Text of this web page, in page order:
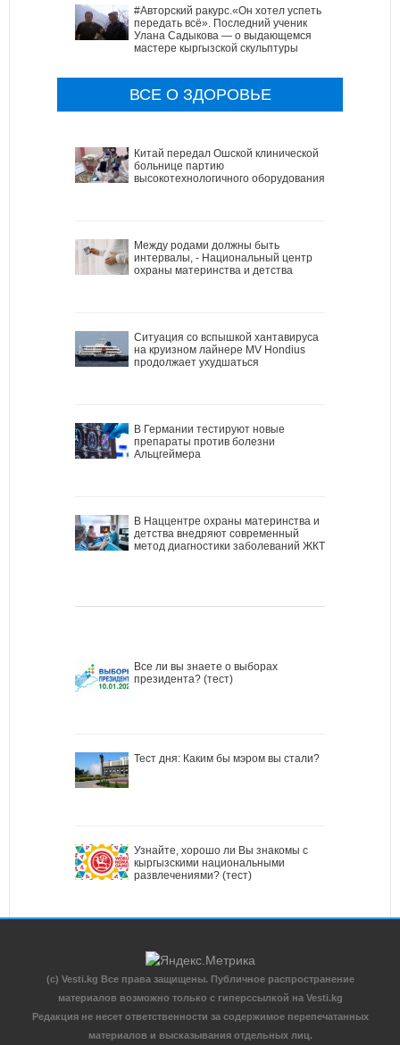
#Авторский ракурс.«Он хотел успеть
передать всё». Последний ученик
Улана Садыкова — о выдающемся
мастере кыргызской скульптуры
ВСЕ О ЗДОРОВЬЕ
Китай передал Ошской клинической
больнице партию
высокотехнологичного оборудования
Между родами должны быть
интервалы, - Национальный центр
охраны материнства и детства
Ситуация со вспышкой хантавируса
на круизном лайнере MV Hondius
продолжает ухудшаться
В Германии тестируют новые
препараты против болезни
Альцгеймера
В Наццентре охраны материнства и
детства внедряют современный
метод диагностики заболеваний ЖКТ
Все ли вы знаете о выборах
президента? (тест)
Тест дня: Каким бы мэром вы стали?
Узнайте, хорошо ли Вы знакомы с
кыргызскими национальными
развлечениями? (тест)
(c) Vesti.kg Все права защищены. Публичное распространение
материалов возможно только с гиперссылкой на Vesti.kg
Редакция не несет ответственности за содержимое перепечатанных
материалов и высказывания отдельных лиц.